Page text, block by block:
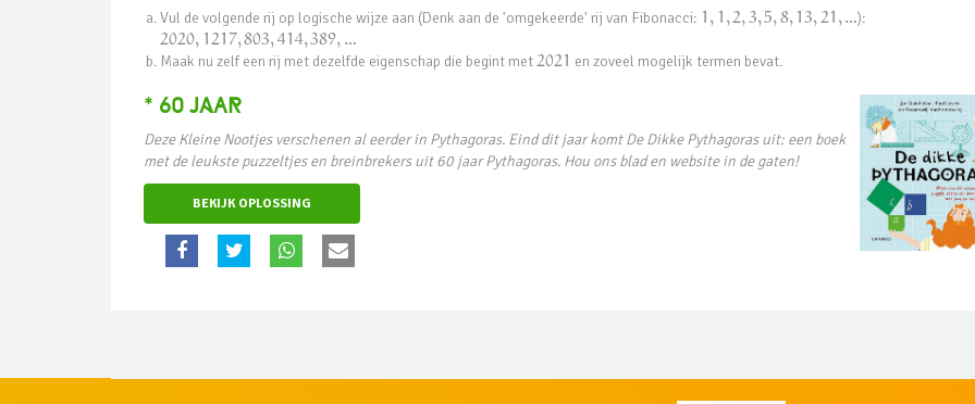
Vul de volgende rij op logische wijze aan (Denk aan de 'omgekeerde' rij van Fibonacci: 1 , 1 ,2,3,5,8, 13,21 , …):
2020, 1217,803,414,389, …
Maak nu zelf een rij met dezelfde eigenschap die begint met2021 en zoveel mogelijk termen bevat.
* 60 jaAr
Deze Kleine Nootjes verschenen al eerder in Pythagoras. Eind dit jaar komt De Dikke Pythagoras uit: een boek
met de leukste puzzeltjes en breinbrekers uit 60 jaar Pythagoras. Hou ons blad en website in de gaten!
BEKIJK OPLOSSING